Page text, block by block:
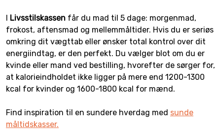
Livsstilskassen får du mad til 5 dage: morgenmad,
frokost, aftensmad og mellemmåltider. Hvis du er seriøs
omkring dit vægttab eller ønsker total kontrol over dit
energiindtag, er den perfekt. Du vælger blot om du er
kvinde eller mand ved bestilling, hvorefter de sørger for,
at kalorieindholdet ikke ligger på mere end 1200-1300
kcal for kvinder og 1600-1800 kcal for mænd.
Find inspiration til en sundere hverdag med sunde
måltidskasser.